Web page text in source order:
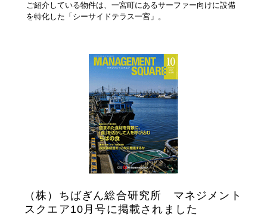
ご紹介している物件は、一宮町にあるサーファー向けに設備
を特化した「シーサイドテラス一宮」。
（株）ちばぎん総合研究所 マネジメント
スクエア10月号に掲載されました